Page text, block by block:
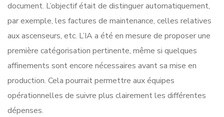
document. L’objectif était de distinguer automatiquement,
par exemple, les factures de maintenance, celles relatives
aux ascenseurs, etc. L’IA a été en mesure de proposer une
première catégorisation pertinente, même si quelques
affinements sont encore nécessaires avant sa mise en
production. Cela pourrait permettre aux équipes
opérationnelles de suivre plus clairement les différentes
dépenses.